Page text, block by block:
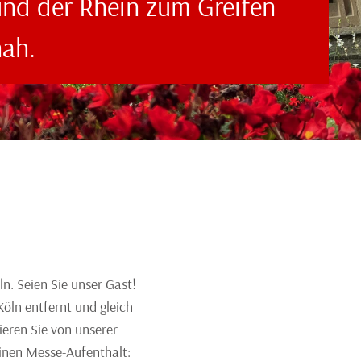
Seien Sie unser Gast!
entfernt und gleich
Sie von unserer
Messe-Aufenthalt: